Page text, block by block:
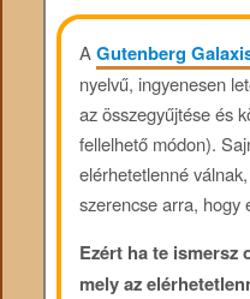
AGutenberg
nyelvű, ingyenesen
az összegyűjtése és
fellelhető módon).
elérhetetlenné
szerencse arra, hogy
Ezért ha te ismersz
mely az